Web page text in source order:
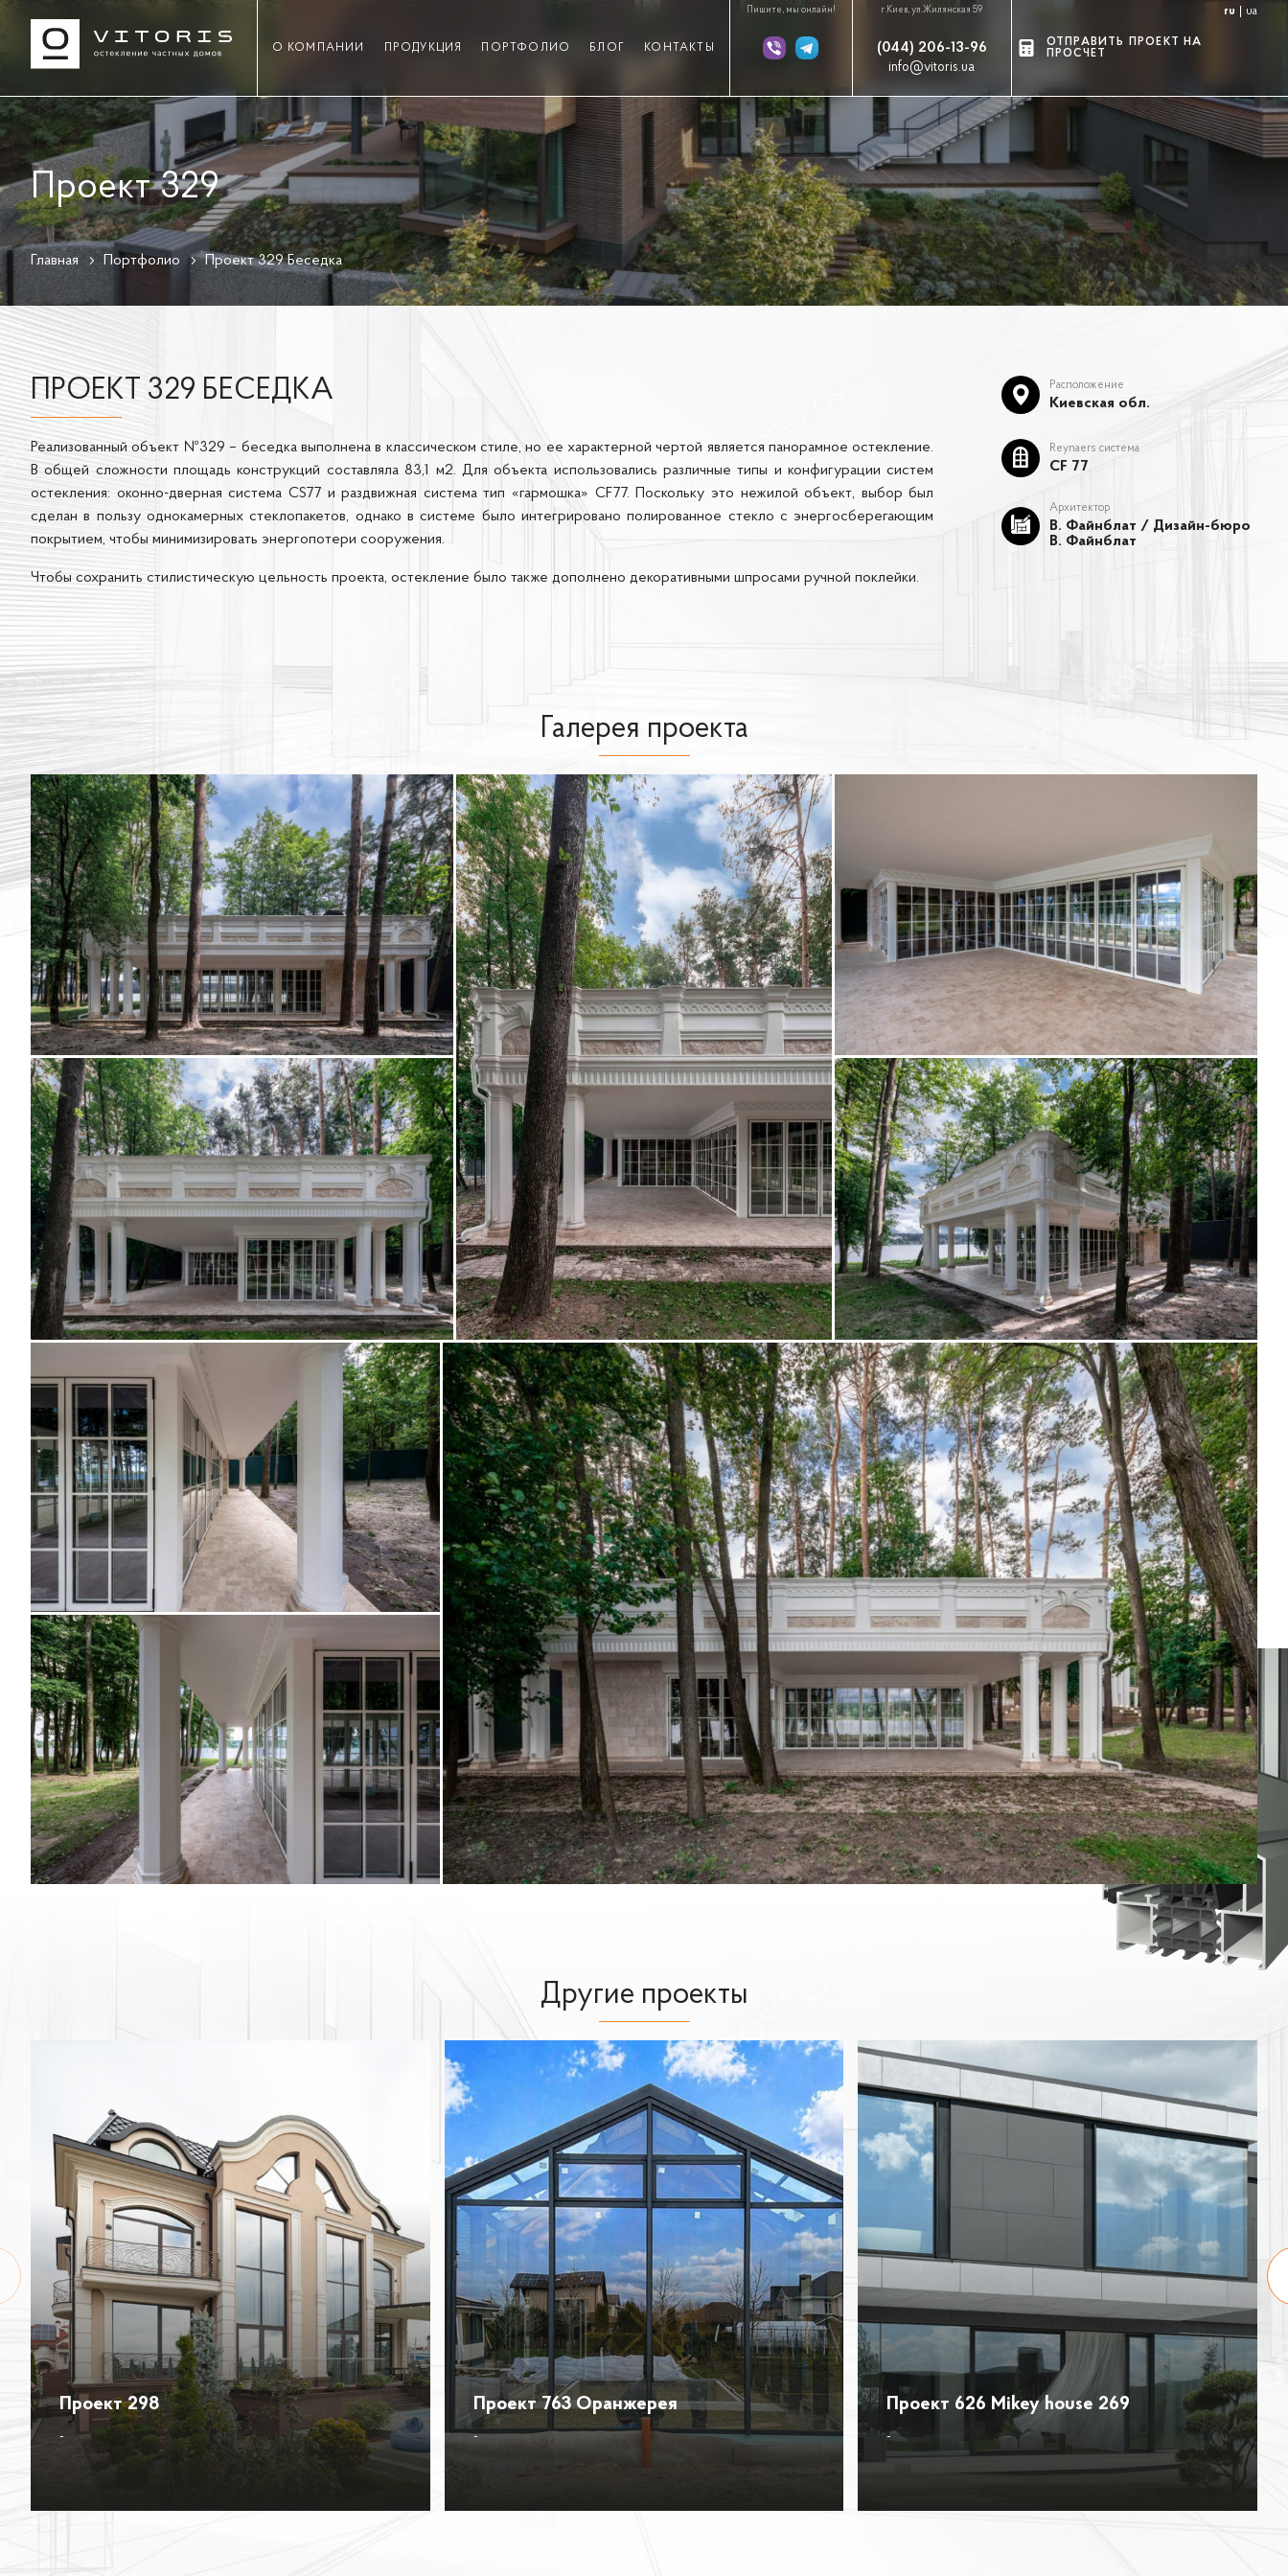
О КОМПАНИИ ПРОДУКЦИЯ ПОРТФОЛИО БЛОГ КОНТАКТЫ
Пишите, мы онлайн! г.Киев, ул.Жилянская 59
(044) 206-13-96
info@vitoris.ua
ru ua
ОТПРАВИТЬ ПРОЕКТ НА
ПРОСЧЕТ
Проект 329
Главная Портфолио Проект 329 Беседка
ПРОЕКТ 329 БЕСЕДКА
Реализованный объект №329 – беседка выполнена в классическом стиле, но ее характерной чертой является панорамное остекление.
В общей сложности площадь конструкций составляла 83,1 м2. Для объекта использовались различные типы и конфигурации систем
остекления: оконно-дверная система CS77 и раздвижная система тип «гармошка» CF77. Поскольку это нежилой объект, выбор был
сделан в пользу однокамерных стеклопакетов, однако в системе было интегрировано полированное стекло с энергосберегающим
покрытием, чтобы минимизировать энергопотери сооружения.
Чтобы сохранить стилистическую цельность проекта, остекление было также дополнено декоративными шпросами ручной поклейки.
Расположение
Киевская обл.
Reynaers система
CF 77
Архитектор
В. Файнблат / Дизайн-бюро
В. Файнблат
Галерея проекта
Другие проекты
Проект 298
-
Проект 763 Оранжерея
-
Проект 626 Mikey house 269
-